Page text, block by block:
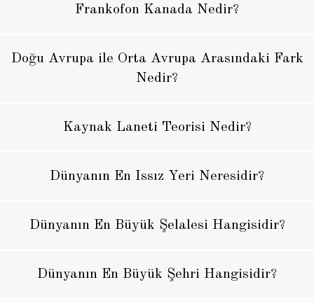
Frankofon Kanada Nedir?
Doğu Avrupa ile Orta Avrupa Arasındaki Fark
Nedir?
Kaynak Laneti Teorisi Nedir?
Dünyanın En Issız Yeri Neresidir?
Dünyanın En Büyük Şelalesi Hangisidir?
Dünyanın En Büyük Şehri Hangisidir?